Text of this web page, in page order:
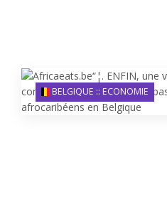
BELGIQUE :: ECONOMIE